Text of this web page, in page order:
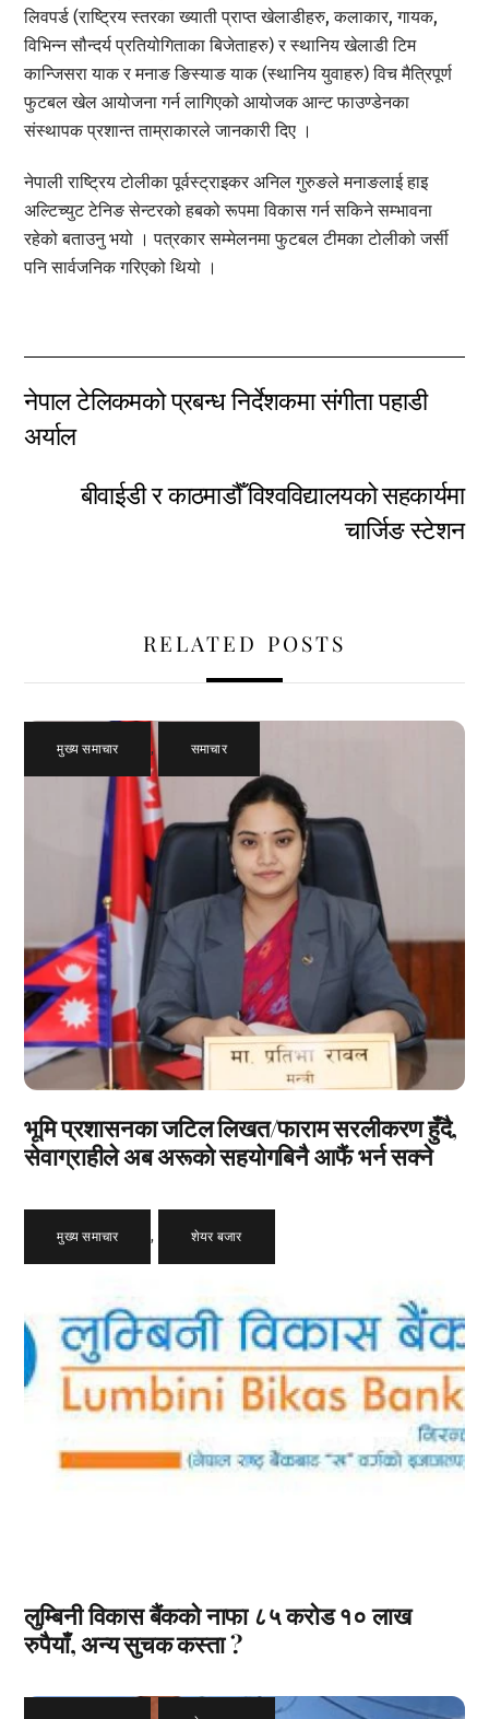
लिवपर्ड (राष्ट्रिय स्तरका ख्याती प्राप्त खेलाडीहरु, कलाकार, गायक,
विभिन्न सौन्दर्य प्रतियोगिताका बिजेताहरु) र स्थानिय खेलाडी टिम
कान्जिसरा याक र मनाङ ङिस्याङ याक (स्थानिय युवाहरु) विच मैत्रिपूर्ण
फुटबल खेल आयोजना गर्न लागिएको आयोजक आन्ट फाउण्डेनका
संस्थापक प्रशान्त ताम्राकारले जानकारी दिए ।
नेपाली राष्ट्रिय टोलीका पूर्वस्ट्राइकर अनिल गुरुङले मनाङलाई हाइ
अल्टिच्युट टेनिङ सेन्टरको हबको रूपमा विकास गर्न सकिने सम्भावना
रहेको बताउनु भयो । पत्रकार सम्मेलनमा फुटबल टीमका टोलीको जर्सी
पनि सार्वजनिक गरिएको थियो ।
नेपाल टेलिकमको प्रबन्ध निर्देशकमा संगीता पहाडी
अर्याल
बीवाईडी र काठमाडौँ विश्वविद्यालयको सहकार्यमा
चार्जिङ स्टेशन
RELATED POSTS
मुख्य समाचार , समाचार
भूमि प्रशासनका जटिल लिखत/फाराम सरलीकरण हुँदै,
सेवाग्राहीले अब अरूको सहयोगबिनै आफैं भर्न सक्ने
मुख्य समाचार , शेयर बजार
लुम्बिनी विकास बैंकको नाफा ८५ करोड १० लाख
रुपैयाँ, अन्य सुचक कस्ता ?